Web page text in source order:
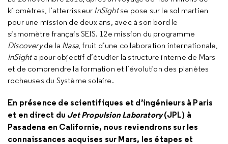
kilomètres, l’atterrisseur InSightse pose sur le sol martien
pour une mission de deux ans, avec à son bord le
sismomètre français SEIS. 12e mission du programme
Discoveryde la Nasa, fruit d’une collaboration internationale,
InSight a pour objectif d’étudier la structure interne de Mars
et de comprendre la formation et l’évolution des planètes
rocheuses du Système solaire.
En présence de scientifiques et d’ingénieurs à Paris
et en direct du Jet Propulsion Laboratory(JPL) à
Pasadena en Californie, nous reviendrons sur les
connaissances acquises sur Mars, les étapes et